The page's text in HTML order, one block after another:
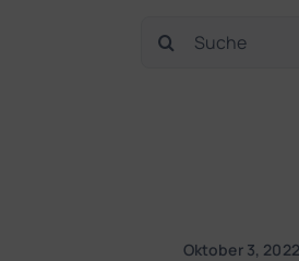
Suche
Oktober 3, 2022